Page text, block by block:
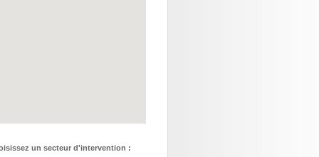
un secteur d'intervention :